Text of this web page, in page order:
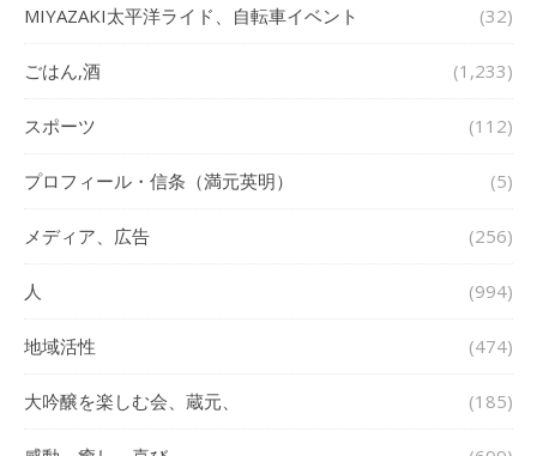
MIYAZAKI太平洋ライド、自転車イベント (32)
ごはん,酒 (1,233)
スポーツ (112)
プロフィール・信条（満元英明） (5)
メディア、広告 (256)
人 (994)
地域活性 (474)
大吟醸を楽しむ会、蔵元、 (185)